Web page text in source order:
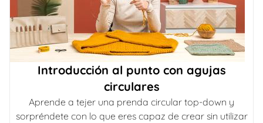
Introducción al punto con agujas
circulares
Aprende a tejer una prenda circular top-down y
sorpréndete con lo que eres capaz de crear sin utilizar